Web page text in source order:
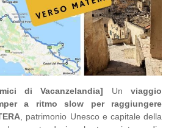
di Vacanzelandia] Unviaggio
a ritmo slow per raggiungere
, patrimonio Unesco e capitale della